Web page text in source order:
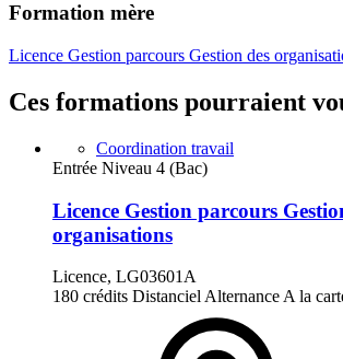
Formation mère
Licence Gestion parcours Gestion des
Ces formations pourraient
Coordination travail
Entrée Niveau 4 (Bac)
Licence Gestion parcours
organisations
Licence, LG03601A
180 crédits Distanciel Alternance A la